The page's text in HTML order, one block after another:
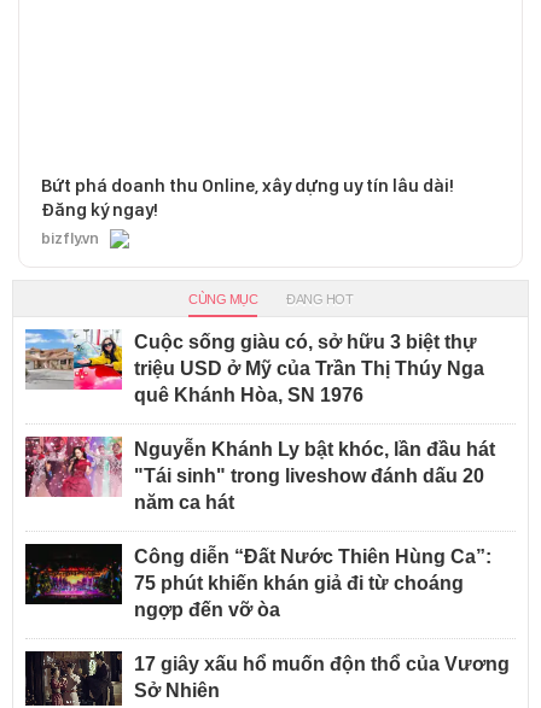
Bứt phá doanh thu Online, xây dựng uy tín lâu dài!
Đăng ký ngay!
bizfly.vn
CÙNG MỤC ĐANG HOT
Cuộc sống giàu có, sở hữu 3 biệt thự
triệu USD ở Mỹ của Trần Thị Thúy Nga
quê Khánh Hòa, SN 1976
Nguyễn Khánh Ly bật khóc, lần đầu hát
"Tái sinh" trong liveshow đánh dấu 20
năm ca hát
Công diễn “Đất Nước Thiên Hùng Ca”:
75 phút khiến khán giả đi từ choáng
ngợp đến vỡ òa
17 giây xấu hổ muốn độn thổ của Vương
Sở Nhiên